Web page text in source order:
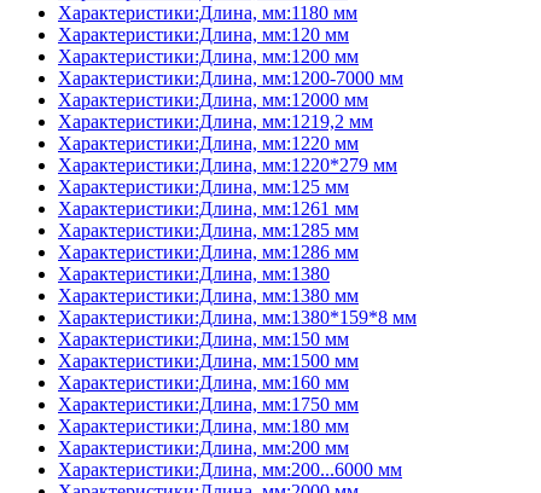
Характеристики:Длина, мм:1180 мм
Характеристики:Длина, мм:120 мм
Характеристики:Длина, мм:1200 мм
Характеристики:Длина, мм:1200-7000 мм
Характеристики:Длина, мм:12000 мм
Характеристики:Длина, мм:1219,2 мм
Характеристики:Длина, мм:1220 мм
Характеристики:Длина, мм:1220*279 мм
Характеристики:Длина, мм:125 мм
Характеристики:Длина, мм:1261 мм
Характеристики:Длина, мм:1285 мм
Характеристики:Длина, мм:1286 мм
Характеристики:Длина, мм:1380
Характеристики:Длина, мм:1380 мм
Характеристики:Длина, мм:1380*159*8 мм
Характеристики:Длина, мм:150 мм
Характеристики:Длина, мм:1500 мм
Характеристики:Длина, мм:160 мм
Характеристики:Длина, мм:1750 мм
Характеристики:Длина, мм:180 мм
Характеристики:Длина, мм:200 мм
Характеристики:Длина, мм:200...6000 мм